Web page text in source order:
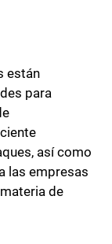
están
para
así como
las empresas
de